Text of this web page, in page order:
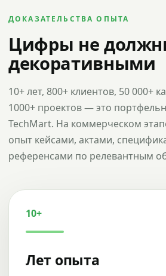
ДОКАЗАТЕЛЬСТВА ОПЫТА
Цифры не
декоративными
10+ лет, 800+ клиентов, 50 000+
1000+ проектов — это
TechMart. На коммерческом
опыт кейсами, актами,
референсами по релевантным
10+
Лет опыта